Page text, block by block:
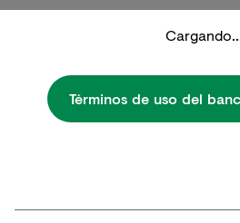
Términos de uso del